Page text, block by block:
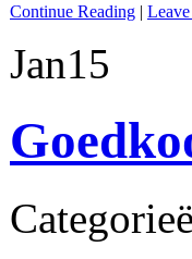
Continue Reading |
Jan15